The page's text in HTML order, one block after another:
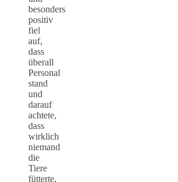
besonders
positiv
fiel
auf,
dass
überall
Personal
stand
und
darauf
achtete,
dass
wirklich
niemand
die
Tiere
fütterte,